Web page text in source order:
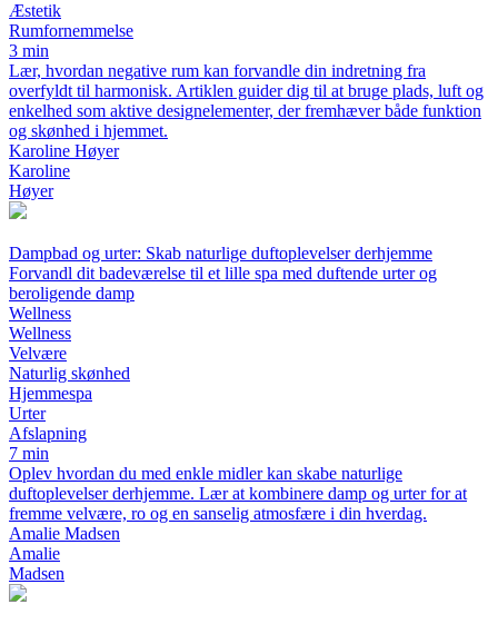
Æstetik
Rumfornemmelse
3 min
Lær, hvordan negative rum kan forvandle din indretning fra
overfyldt til harmonisk. Artiklen guider dig til at bruge plads, luft og
enkelhed som aktive designelementer, der fremhæver både funktion
og skønhed i hjemmet.
Karoline Høyer
Karoline
Høyer
Dampbad og urter: Skab naturlige duftoplevelser derhjemme
Forvandl dit badeværelse til et lille spa med duftende urter og
beroligende damp
Wellness
Wellness
Velvære
Naturlig skønhed
Hjemmespa
Urter
Afslapning
7 min
Oplev hvordan du med enkle midler kan skabe naturlige
duftoplevelser derhjemme. Lær at kombinere damp og urter for at
fremme velvære, ro og en sanselig atmosfære i din hverdag.
Amalie Madsen
Amalie
Madsen